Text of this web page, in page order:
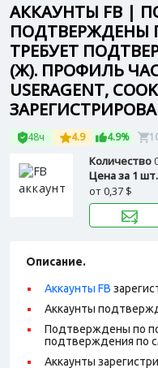
АККАУНТЫ FB |
ПОДТВЕРЖДЕНЫ
ТРЕБУЕТ
(Ж). ПРОФИЛЬ
USERAGENT,
48ч 4.9 4.9%
Количество
Цена за 1 шт.
от0,37 $
Описание.
Аккаунты FB
Aккаунты
Подтверждены по
подтверждения по
Аккаунты